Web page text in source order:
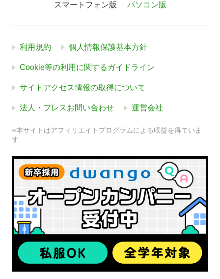
スマートフォン版 パソコン版
利用規約 個人情報保護基本方針
Cookie等の利用に関するガイドライン
サイトアクセス情報の取得について
法人・プレスお問い合わせ 運営会社
※本サイトはアフィリエイトプログラムによる収益を得ていま
す